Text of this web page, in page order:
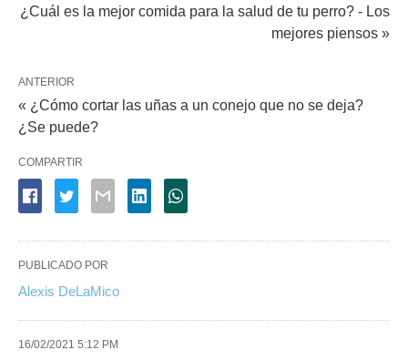
¿Cuál es la mejor comida para la salud de tu perro? - Los
mejores piensos »
ANTERIOR
« ¿Cómo cortar las uñas a un conejo que no se deja?
¿Se puede?
COMPARTIR
PUBLICADO POR
Alexis DeLaMico
16/02/2021 5:12 PM